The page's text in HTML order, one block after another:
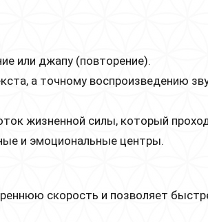
или джапу (повторение).
а точному воспроизведению
жизненной силы, который
и эмоциональные центры.
скорость и позволяет